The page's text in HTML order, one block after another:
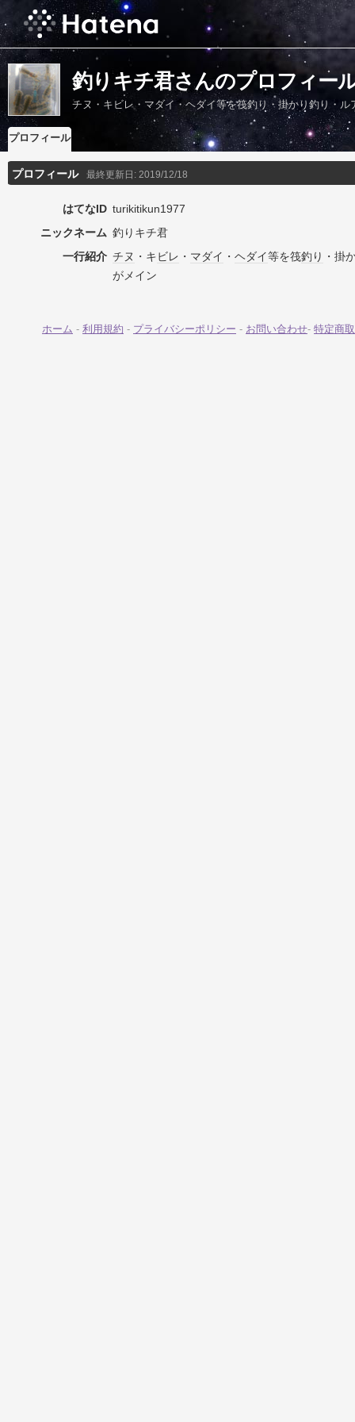
釣りキチ君さんのプロフィー
チヌ・キビレ・マダイ・ヘダイ等を筏釣り・掛かり釣り・
プロフィール
プロフィール 最終更新日: 2019/12/18
はてなID turikitikun1977
ニックネーム 釣りキチ君
一行紹介 チヌ ・キビレ ・ マダイ ・ ヘダイ等を筏釣り ・掛
がメイン
ホーム - 利用規約 - プライバシーポリシー - お問い合わせ- 特定商